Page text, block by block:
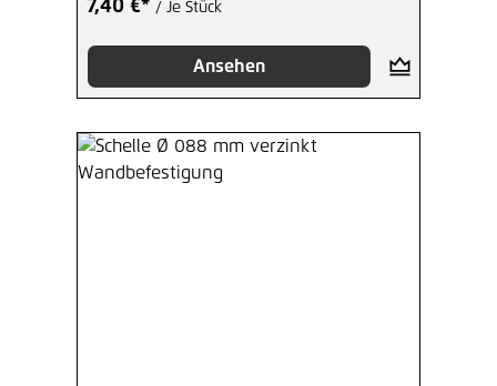
7,40 €* / Je Stück
Ansehen